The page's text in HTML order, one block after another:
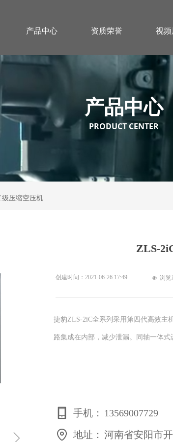
产品中心 资质荣誉 视
级压缩空压机
ZLS-
捷豹ZLS-2iC全系列采用第四代高效主
路集成在内部，减少泄漏。同轴一体式
产品中心
PRODUCT CENTER
创建时间： 2021-06-26 17:49 넶 浏览
手机：
13569007729
地址： 河南省安阳市